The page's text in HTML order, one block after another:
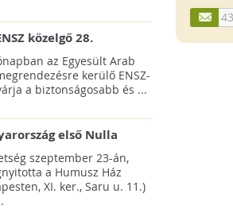
közelgő 28.
az Egyesült Arab
kerülő ENSZ-
a biztonságosabb és ...
első Nulla
Budapesten
szeptember 23-án,
a Humusz Ház
XI. ker., Saru u. 11.)